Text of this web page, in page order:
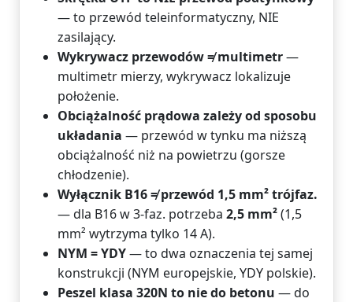
— to przewód teleinformatyczny, NIE
zasilający.
Wykrywacz przewodów ≠ multimetr—
multimetr mierzy, wykrywacz lokalizuje
położenie.
Obciążalność prądowa zależy od sposobu
układania — przewód w tynku ma niższą
obciążalność niż na powietrzu (gorsze
chłodzenie).
Wyłącznik B16 ≠ przewód 1,5 mm² trójfaz.
— dla B16 w 3-faz. potrzeba 2,5 mm²(1,5
mm² wytrzyma tylko 14 A).
NYM = YDY— to dwa oznaczenia tej samej
konstrukcji (NYM europejskie, YDY polskie).
Peszel klasa 320N to nie do betonu — do